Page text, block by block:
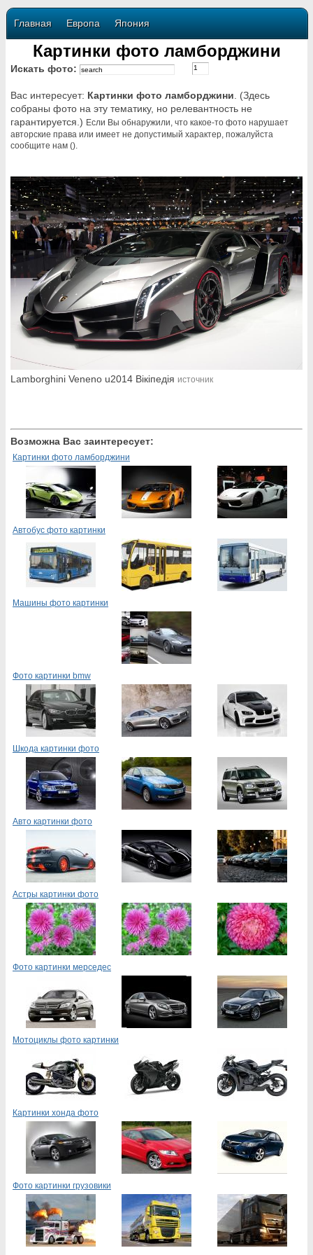
Главная Европа Япония
Картинки фото ламборджини
Искать фото:
Вас интересует: Картинки фото ламборджини . (Здесь
собраны фото на эту тематику, но релевантность не
гарантируется.) Если Вы обнаружили, что какое-то фото нарушает
авторские права или имеет не допустимый характер, пожалуйста
сообщите нам ().
Lamborghini Veneno u2014 Вікіпедія источник
Возможна Вас заинтересует:
Картинки фото ламборджини
Автобус фото картинки
Машины фото картинки
Фото картинки bmw
Шкода картинки фото
Авто картинки фото
Астры картинки фото
Фото картинки мерседес
Мотоциклы фото картинки
Картинки хонда фото
Фото картинки грузовики